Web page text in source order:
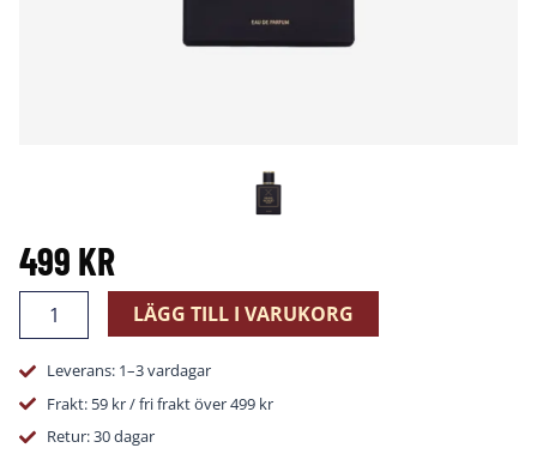
499 KR
50
ml
Golden
LÄGG TILL I VARUKORG
Leverans: 1–3 vardagar
Frakt: 59 kr / fri frakt över 499 kr
Retur: 30 dagar